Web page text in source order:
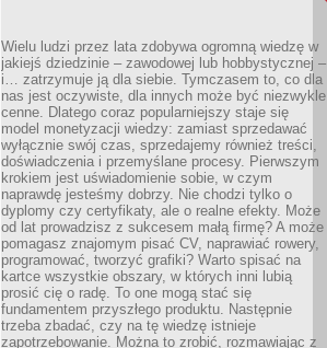
Wielu ludzi przez lata zdobywa ogromną wiedzę w
jakiejś dziedzinie – zawodowej lub hobbystycznej –
i… zatrzymuje ją dla siebie. Tymczasem to, co dla
nas jest oczywiste, dla innych może być niezwykle
cenne. Dlatego coraz popularniejszy staje się
model monetyzacji wiedzy: zamiast sprzedawać
wyłącznie swój czas, sprzedajemy również treści,
doświadczenia i przemyślane procesy. Pierwszym
krokiem jest uświadomienie sobie, w czym
naprawdę jesteśmy dobrzy. Nie chodzi tylko o
dyplomy czy certyfikaty, ale o realne efekty. Może
od lat prowadzisz z sukcesem małą firmę? A może
pomagasz znajomym pisać CV, naprawiać rowery,
programować, tworzyć grafiki? Warto spisać na
kartce wszystkie obszary, w których inni lubią
prosić cię o radę. To one mogą stać się
fundamentem przyszłego produktu. Następnie
trzeba zbadać, czy na tę wiedzę istnieje
zapotrzebowanie. Można to zrobić, rozmawiając z